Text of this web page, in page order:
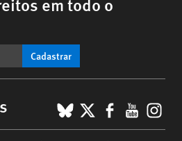
Cadastrar
BlueSky
X